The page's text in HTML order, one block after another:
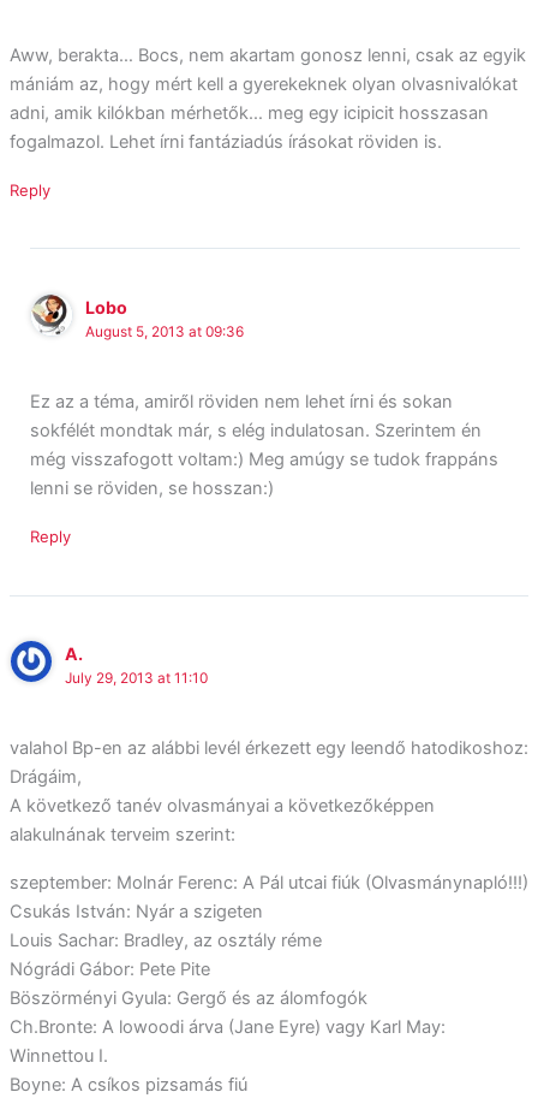
Aww, berakta… Bocs, nem akartam gonosz lenni, csak az egyik
mániám az, hogy mért kell a gyerekeknek olyan olvasnivalókat
adni, amik kilókban mérhetők… meg egy icipicit hosszasan
fogalmazol. Lehet írni fantáziadús írásokat röviden is.
Reply
Lobo
August 5, 2013 at 09:36
Ez az a téma, amiről röviden nem lehet írni és sokan
sokfélét mondtak már, s elég indulatosan. Szerintem én
még visszafogott voltam:) Meg amúgy se tudok frappáns
lenni se röviden, se hosszan:)
Reply
A.
July 29, 2013 at 11:10
valahol Bp-en az alábbi levél érkezett egy leendő hatodikoshoz:
Drágáim,
A következő tanév olvasmányai a következőképpen
alakulnának terveim szerint:
szeptember: Molnár Ferenc: A Pál utcai fiúk (Olvasmánynapló!!!)
Csukás István: Nyár a szigeten
Louis Sachar: Bradley, az osztály réme
Nógrádi Gábor: Pete Pite
Böszörményi Gyula: Gergő és az álomfogók
Ch.Bronte: A lowoodi árva (Jane Eyre) vagy Karl May:
Winnettou I.
Boyne: A csíkos pizsamás fiú